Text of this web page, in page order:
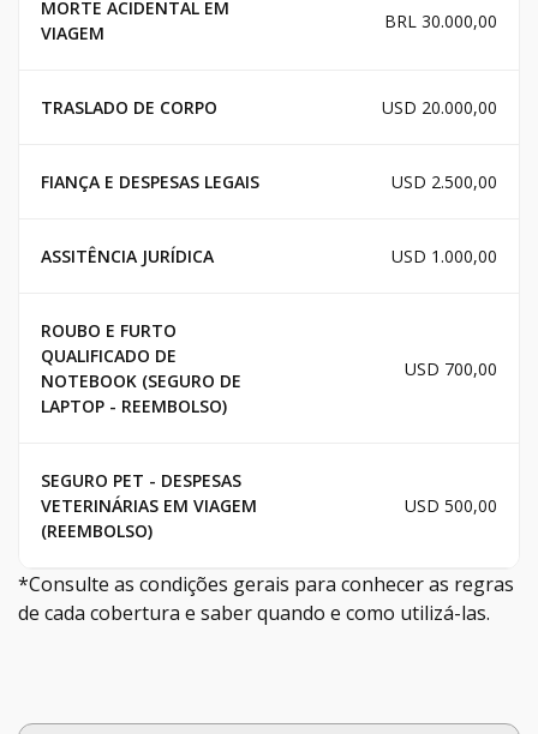
MORTE ACIDENTAL EM
VIAGEM
BRL 30.000,00
TRASLADO DE CORPO USD 20.000,00
FIANÇA E DESPESAS LEGAIS USD 2.500,00
ASSITÊNCIA JURÍDICA USD 1.000,00
ROUBO E FURTO
QUALIFICADO DE
NOTEBOOK (SEGURO DE
LAPTOP - REEMBOLSO)
USD 700,00
SEGURO PET - DESPESAS
VETERINÁRIAS EM VIAGEM
(REEMBOLSO)
USD 500,00
*Consulte as condições gerais para conhecer as regras
de cada cobertura e saber quando e como utilizá-las.